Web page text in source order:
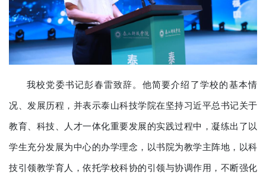
我校党委书记彭春雷致辞。他简要介绍了学校的基本情
况、发展历程，并表示泰山科技学院在坚持习近平总书记关于
教育、科技、人才一体化重要发展的实践过程中，凝练出了以
学生充分发展为中心的办学理念，以书院为教学主阵地，以科
技引领教学育人，依托学校科协的引领与协调作用，不断强化